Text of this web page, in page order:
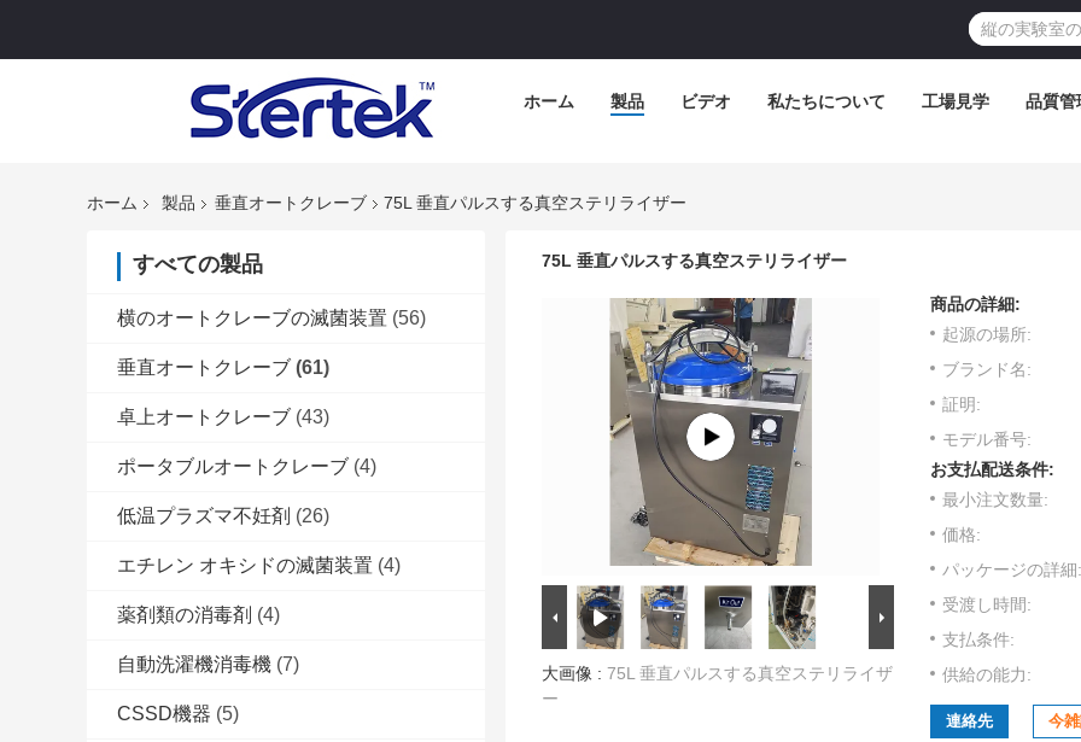
ホーム 製品 ビデオ 私たちについて 工場見学 品質管
ホーム 製品 垂直オートクレーブ 75L 垂直パルスする真空ステリライザー
すべての製品
横のオートクレーブの滅菌装置 (56)
垂直オートクレーブ (61)
卓上オートクレーブ (43)
ポータブルオートクレーブ (4)
低温プラズマ不妊剤 (26)
エチレン オキシドの滅菌装置 (4)
薬剤類の消毒剤 (4)
自動洗濯機消毒機 (7)
CSSD機器 (5)
75L 垂直パルスする真空ステリライザー
大画像 : 75L 垂直パルスする真空ステリライザ
ー
商品の詳細:
起源の場所:
ブランド名:
証明:
モデル番号:
お支払配送条件:
最小注文数量:
価格:
パッケージの詳細:
受渡し時間:
支払条件:
供給の能力:
連絡先 今